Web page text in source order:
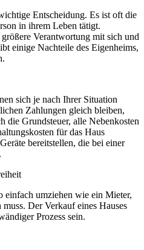
Entscheidung. Es ist oft die
in ihrem Leben tätigt.
Verantwortung mit sich und
einige Nachteile des Eigenheims,
sich je nach Ihrer Situation
Zahlungen gleich bleiben,
die Grundsteuer, alle Nebenkosten
für das Haus
bereitstellen, die bei einer
einfach umziehen wie ein Mieter,
Der Verkauf eines Hauses
Prozess sein.